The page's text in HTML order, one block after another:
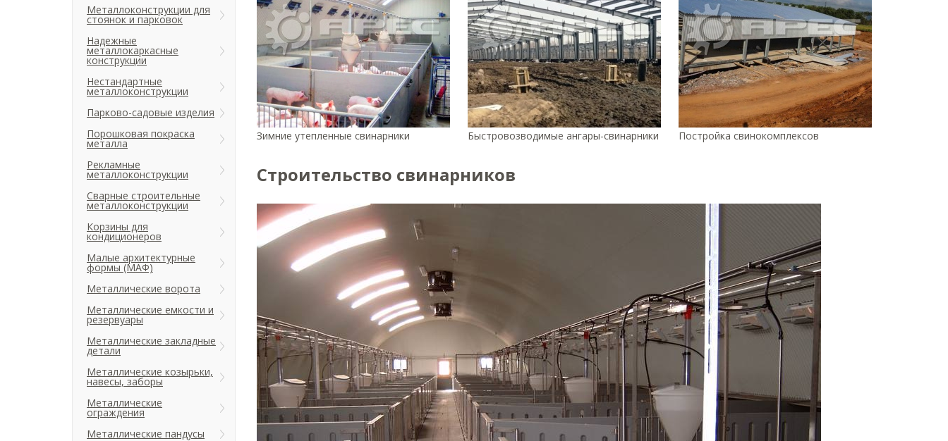
Зимние утепленные свинарники Быстровозводимые ангары-свинарники Постройка свинокомплексов
Строительство свинарников
Металлоконструкции для
стоянок и парковок
Надежные
металлокаркасные
конструкции
Нестандартные
металлоконструкции
Парково-садовые изделия
Порошковая покраска
металла
Рекламные
металлоконструкции
Сварные строительные
металлоконструкции
Корзины для
кондиционеров
Малые архитектурные
формы (МАФ)
Металлические ворота
Металлические емкости и
резервуары
Металлические закладные
детали
Металлические козырьки,
навесы, заборы
Металлические
ограждения
Металлические пандусы